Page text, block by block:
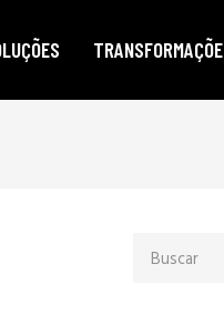
produção de conteúdoresponsabilidade
por: